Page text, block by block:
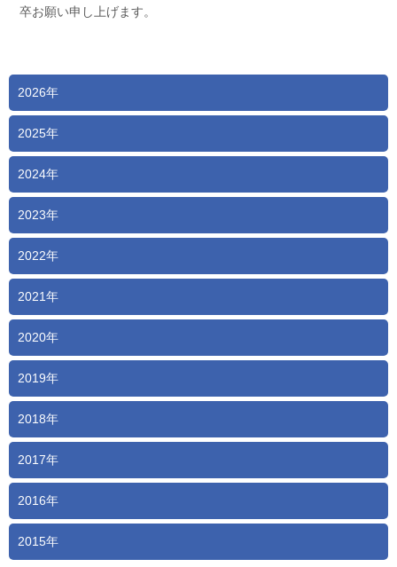
2026年
2025年
2024年
2023年
2022年
2021年
2020年
2019年
2018年
2017年
2016年
2015年
卒お願い申し上げます。